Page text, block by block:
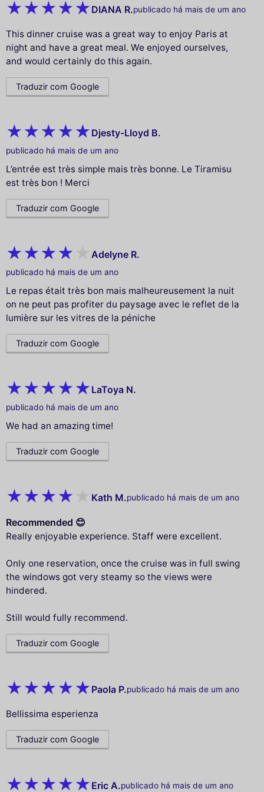
DIANA R.publicado há mais de um ano
This dinner cruise was a great way to enjoy Paris at
night and have a great meal. We enjoyed ourselves,
and would certainly do this again.
Traduzir com Google
Djesty-Lloyd B.
publicado há mais de um ano
L’entrée est très simple mais très bonne. Le Tiramisu
est très bon ! Merci
Traduzir com Google
Adelyne R.
publicado há mais de um ano
Le repas était très bon mais malheureusement la nuit
on ne peut pas profiter du paysage avec le reflet de la
lumière sur les vitres de la péniche
Traduzir com Google
LaToya N.
publicado há mais de um ano
We had an amazing time!
Traduzir com Google
Kath M.publicado há mais de um ano
Recommended 😊
Really enjoyable experience. Staff were excellent.
Only one reservation, once the cruise was in full swing
the windows got very steamy so the views were
hindered.
Still would fully recommend.
Traduzir com Google
Paola P.publicado há mais de um ano
Bellissima esperienza
Traduzir com Google
Eric A.publicado há mais de um ano